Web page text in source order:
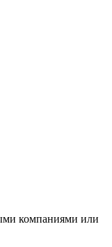
компаниями или